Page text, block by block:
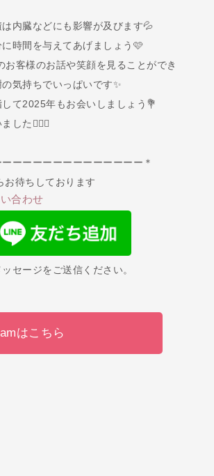
内臓などにも影響が及びます💦
時間を与えてあげましょう🩷
お客様のお話や笑顔を見ることができ
気持ちでいっぱいです✨
て2025年もお会いしましょう💐
した🙂‍↕️✨
ーーーーーーーーーーーーー＊
お待ちしております
合わせ
セージをご送信ください。
はこちら